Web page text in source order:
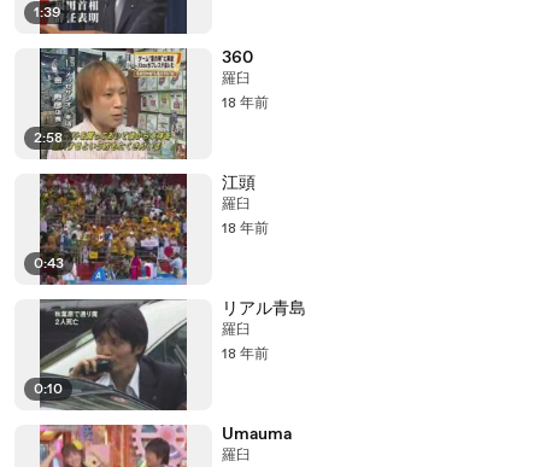
1:39
2:58
360
羅臼
18 年前
0:43
江頭
羅臼
18 年前
0:10
リアル青島
羅臼
18 年前
Umauma
羅臼